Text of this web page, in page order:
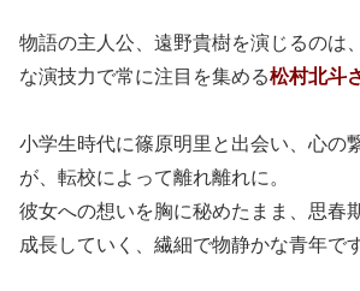
物語の主人公、遠野貴樹を演じるのは
な演技力で常に注目を集める松村北斗
小学生時代に篠原明里と出会い、心の
が、転校によって離れ離れに。
彼女への想いを胸に秘めたまま、思春
成長していく、繊細で物静かな青年で